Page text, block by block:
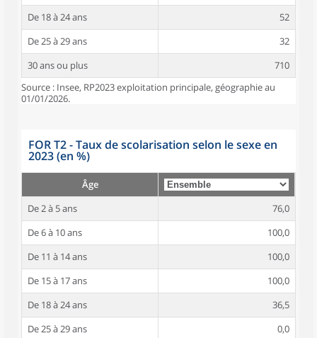
De 18 à 24 ans
52
De 25 à 29 ans
32
30 ans ou plus
710
Source : Insee, RP2023 exploitation principale, géographie au
01/01/2026.
FOR T2 - Taux de scolarisation selon le sexe en
2023 (en %)
Âge
De 2 à 5 ans
76,0
De 6 à 10 ans
100,0
De 11 à 14 ans
100,0
De 15 à 17 ans
100,0
De 18 à 24 ans
36,5
De 25 à 29 ans
0,0